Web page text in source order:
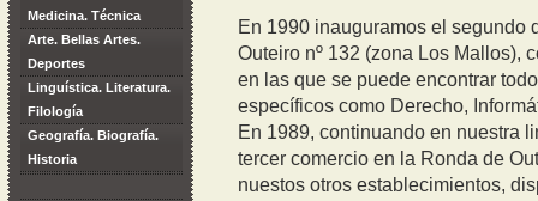
Medicina. Técnica
Arte. Bellas Artes.
Deportes
Linguística. Literatura.
Filología
Geografía. Biografía.
Historia
En 1990 inauguramos el segundo
Outeiro nº 132 (zona Los Mallos),
en las que se puede encontrar
específicos como Derecho,
En 1989, continuando en nuestra
tercer comercio en la Ronda de
nuestos otros establecimientos,